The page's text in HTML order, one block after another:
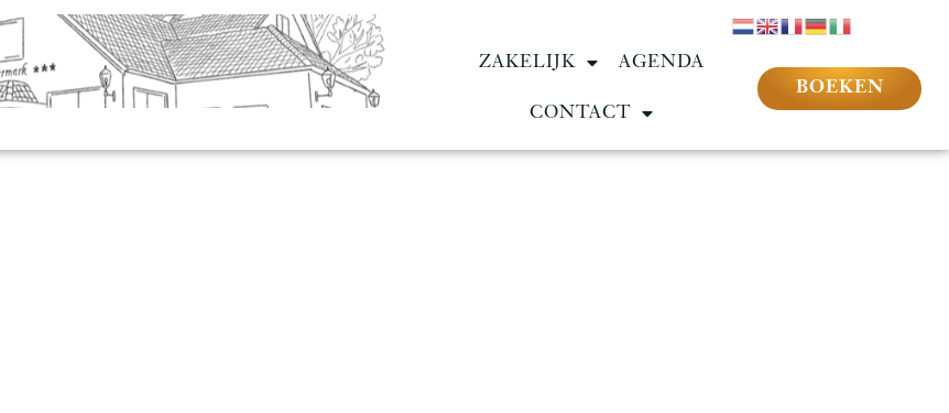
ZAKELIJK AGENDA
CONTACT
BOEKEN